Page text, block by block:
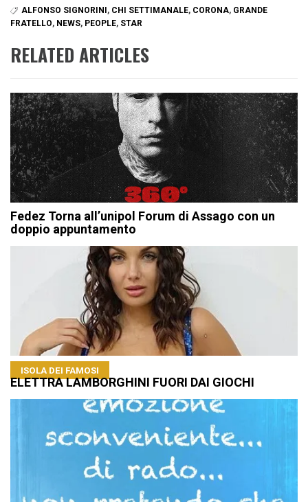
ALFONSO SIGNORINI, CHI SETTIMANALE, CORONA, GRANDE
FRATELLO, NEWS, PEOPLE, STAR
RELATED ARTICLES
Fedez Torna all’unipol Forum di Assago con un
doppio appuntamento
ISOLA DEI FAMOSI
ELETTRA LAMBORGHINI FUORI DAI GIOCHI